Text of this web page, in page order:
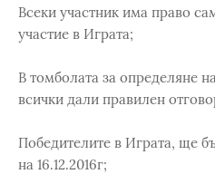
Всеки участник има право
участие в Играта;
В томболата за определяне
всички дали правилен
Победителите в Играта, ще
на 16.12.2016г;